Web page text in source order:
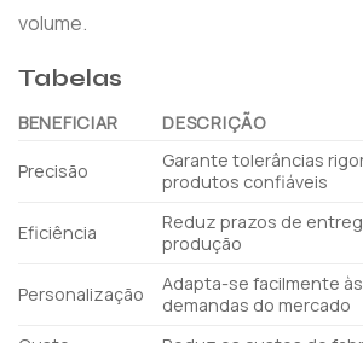
volume.
Tabelas
BENEFICIAR DESCRIÇÃO
Precisão
Garante tolerâncias
produtos confiáveis
Eficiência
Reduz prazos de
produção
Personalização
Adapta-se facilmente
demandas do mercado